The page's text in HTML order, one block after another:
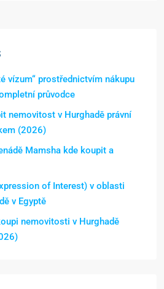
vízum“ prostřednictvím nákupu
průvodce
nemovitost v Hurghadě právní
(2026)
Mamsha kde koupit a
of Interest) v oblasti
v Egyptě
nemovitosti v Hurghadě